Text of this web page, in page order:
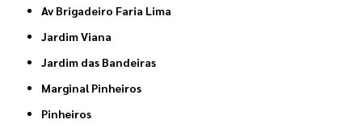
Av Brigadeiro Faria Lima
Jardim Viana
Jardim das Bandeiras
Marginal Pinheiros
Pinheiros